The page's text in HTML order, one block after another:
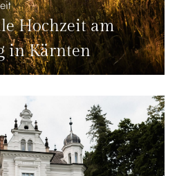
Hochzeit am
in Kärnten